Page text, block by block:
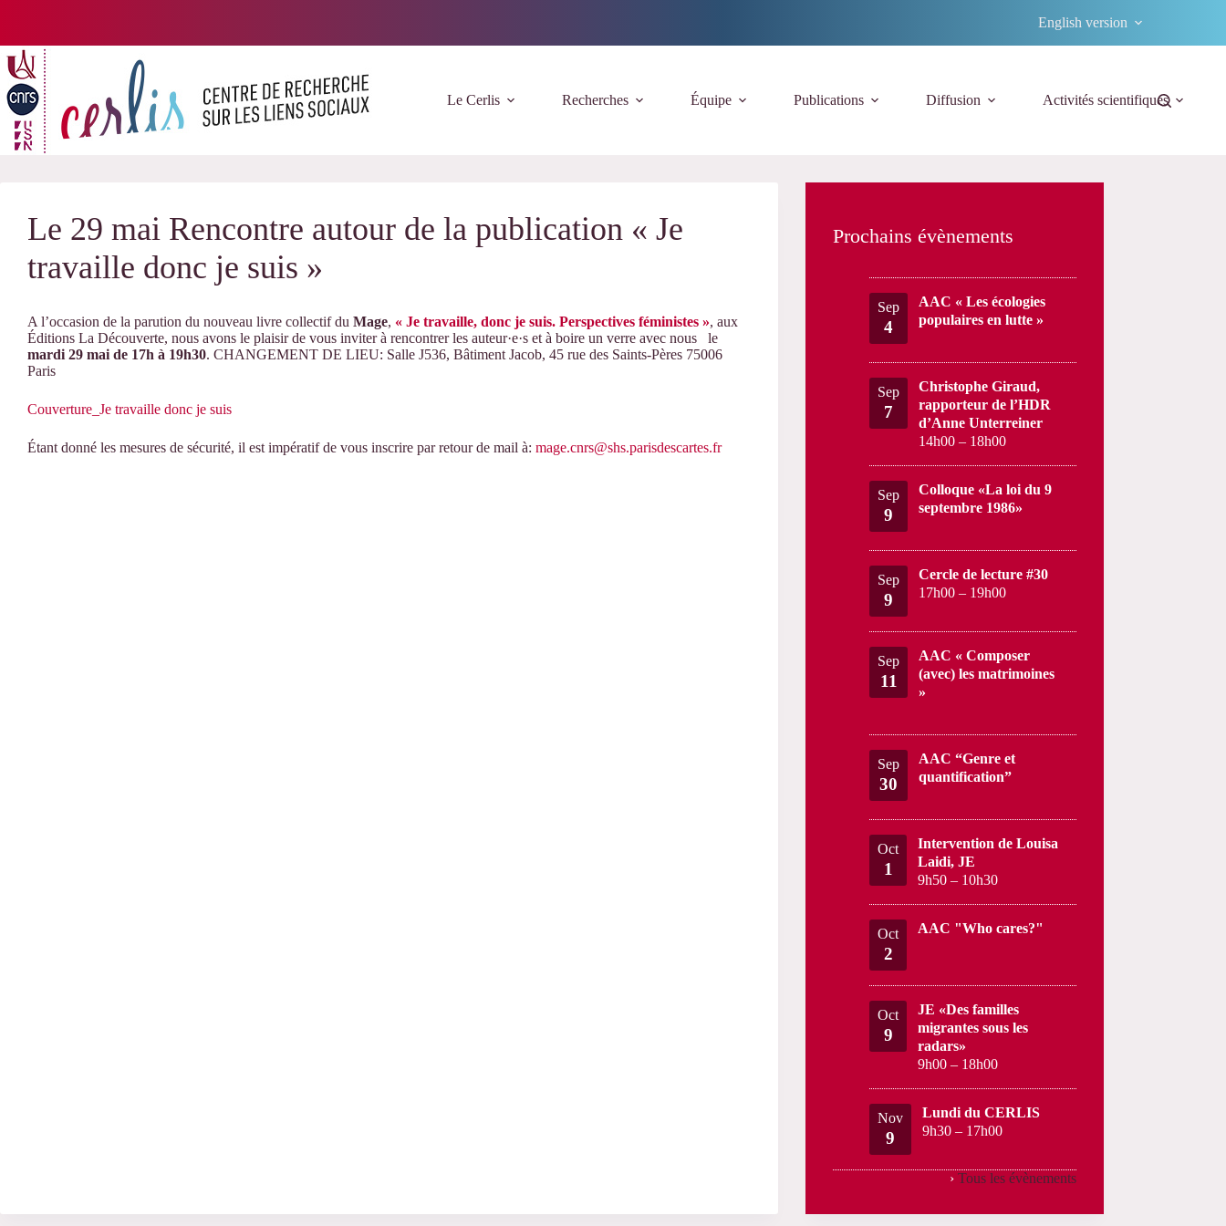
English version
Le Cerlis Recherches Équipe Publications Diffusion Activités scientifiques
Le 29 mai Rencontre autour de la publication « Je
travaille donc je suis »
A l’occasion de la parution du nouveau livre collectif du Mage, « Je travaille, donc je suis. Perspectives féministes », aux
Éditions La Découverte, nous avons le plaisir de vous inviter à rencontrer les auteur·e·s et à boire un verre avec nous le
mardi 29 mai de 17h à 19h30. CHANGEMENT DE LIEU: Salle J536, Bâtiment Jacob, 45 rue des Saints-Pères 75006
Paris
Couverture_Je travaille donc je suis
Étant donné les mesures de sécurité, il est impératif de vous inscrire par retour de mail à: mage.cnrs@shs.parisdescartes.fr
Prochains évènements
Sep
4
AAC « Les écologies
populaires en lutte »
Sep
7
Christophe Giraud,
rapporteur de l’HDR
d’Anne Unterreiner
14h00 – 18h00
Sep
9
Colloque «La loi du 9
septembre 1986»
Sep
9
Cercle de lecture #30
17h00 – 19h00
Sep
11
AAC « Composer
(avec) les matrimoines
»
Sep
30
AAC “Genre et
quantification”
Oct
1
Intervention de Louisa
Laidi, JE
9h50 – 10h30
Oct
2
AAC "Who cares?"
Oct
9
JE «Des familles
migrantes sous les
radars»
9h00 – 18h00
Nov
9
Lundi du CERLIS
9h30 – 17h00
› Tous les évènements